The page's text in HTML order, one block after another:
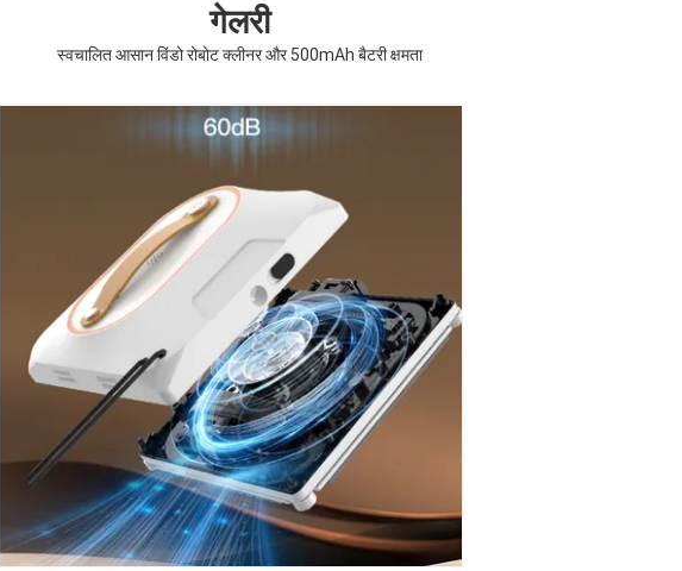
गेलरी
स्वचालित आसान विंडो रोबोट क्लीनर और 500mAh बैटरी क्षमता